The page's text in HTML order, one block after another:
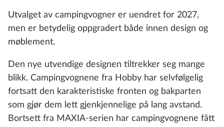
Utvalget av campingvogner er uendret for 2027,
men er betydelig oppgradert både innen design og
møblement.
Den nye utvendige designen tiltrekker seg mange
blikk. Campingvognene fra Hobby har selvfølgelig
fortsatt den karakteristiske fronten og bakparten
som gjør dem lett gjenkjennelige på lang avstand.
Bortsett fra MAXIA-serien har campingvognene fått